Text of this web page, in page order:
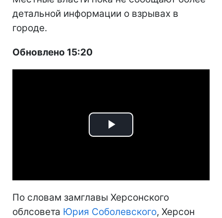
детальной информации о взрывах в
городе.
Обновлено 15:20
Play
По словам замглавы Херсонского
облсовета Юрия Соболевского, Херсон